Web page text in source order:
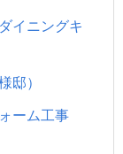
イニングキ
邸）
ーム工事